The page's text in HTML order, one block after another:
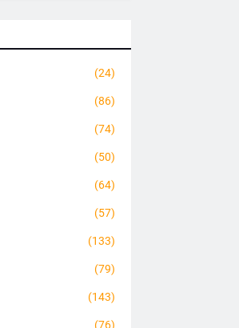
(24)
(86)
(74)
(50)
(64)
(57)
(133)
(79)
(143)
(76)